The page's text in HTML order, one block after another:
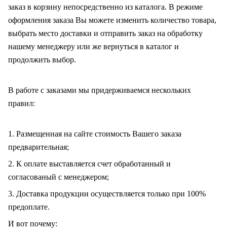
заказ в корзину непосредственно из каталога. В режиме
оформления заказа Вы можете изменить количество товара,
выбрать место доставки и отправить заказ на обработку
нашему менеджеру или же вернуться в каталог и
продолжить выбор.
В работе с заказами мы придерживаемся нескольких
правил:
1. Размещенная на сайте стоимость Вашего заказа
предварительная;
2. К оплате выставляется счет обработанный и
согласованый с менеджером;
3. Доставка продукции осуществляется только при 100%
предоплате.
И вот почему: